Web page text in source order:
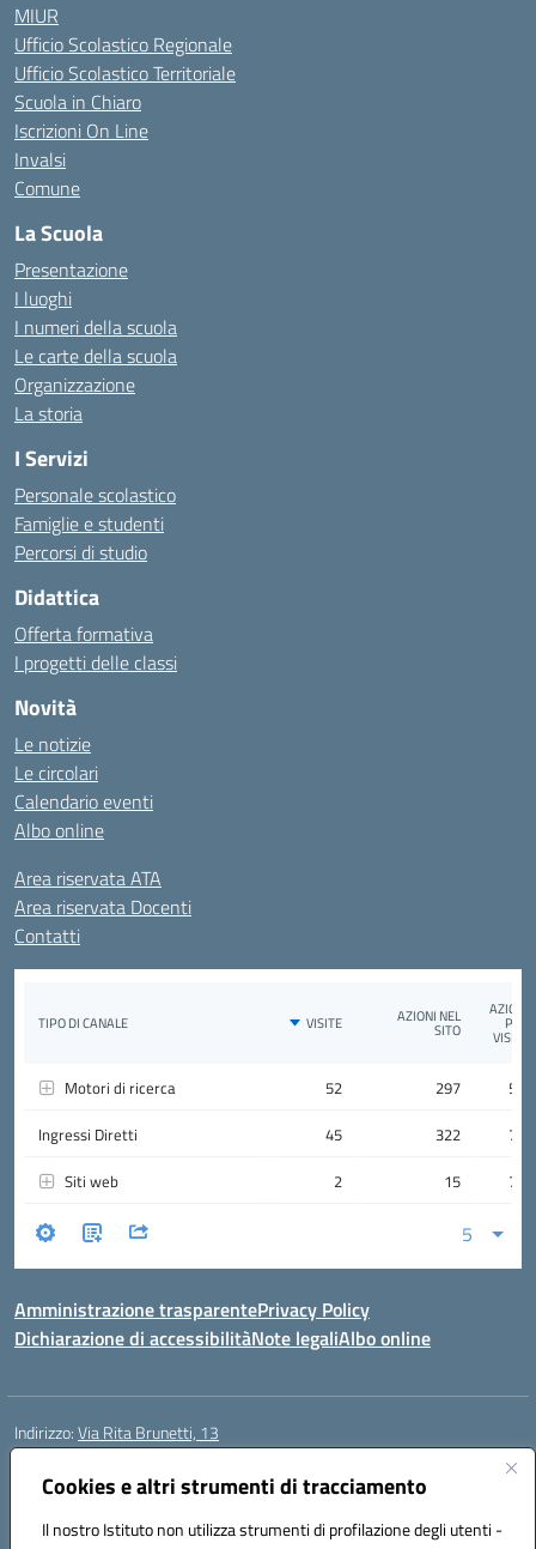
Cookies e altri strumenti di tracciamento
Il nostro Istituto non utilizza strumenti di profilazione degli utenti -
MIUR
Ufficio Scolastico Regionale
Ufficio Scolastico Territoriale
Scuola in Chiaro
Iscrizioni On Line
Invalsi
Comune
La Scuola
Presentazione
I luoghi
I numeri della scuola
Le carte della scuola
Organizzazione
La storia
I Servizi
Personale scolastico
Famiglie e studenti
Percorsi di studio
Didattica
Offerta formativa
I progetti delle classi
Novità
Le notizie
Le circolari
Calendario eventi
Albo online
Area riservata ATA
Area riservata Docenti
Contatti
Amministrazione trasparentePrivacy Policy
Dichiarazione di accessibilitàNote legaliAlbo online
Indirizzo:Via Rita Brunetti, 13
Centralino:
Posta elettronica certificata (PEC):rmic8cw00p@pec.istruzione.it
Codice fiscale: 97664620586